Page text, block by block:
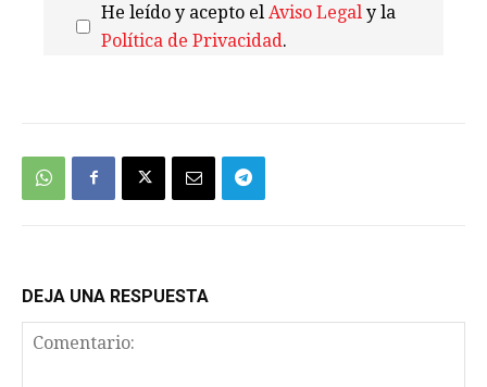
He leído y acepto elAviso Legal y la
Política de Privacidad.
DEJA UNA RESPUESTA